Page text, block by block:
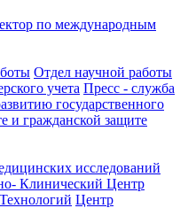
по международным
Отдел научной работы
учета Пресс - служба
государственного
и гражданской защите
исследований
Клинический Центр
Центр